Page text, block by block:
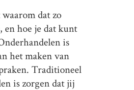
dat zo
en hoe je dat kunt
is
het maken van
Traditioneel
is zorgen dat jij